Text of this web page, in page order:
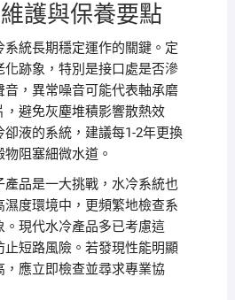
護與保養要點
系統長期穩定運作的關鍵。定
化跡象，特別是接口處是否滲
音，異常噪音可能代表軸承磨
，避免灰塵堆積影響散熱效
液的系統，建議每1-2年更換
阻塞細微水道。
產品是一大挑戰，水冷系統也
度環境中，更頻繁地檢查系
。現代水冷產品多已考慮這
止短路風險。若發現性能明顯
，應立即檢查並尋求專業協